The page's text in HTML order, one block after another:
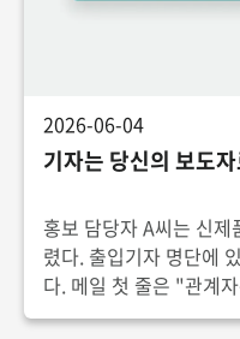
2026-06-04
기자는 당신의 보도
홍보 담당자 A씨는 신
렸다. 출입기자 명단에
다. 메일 첫 줄은 "관계
회사에서 새로 만든 무